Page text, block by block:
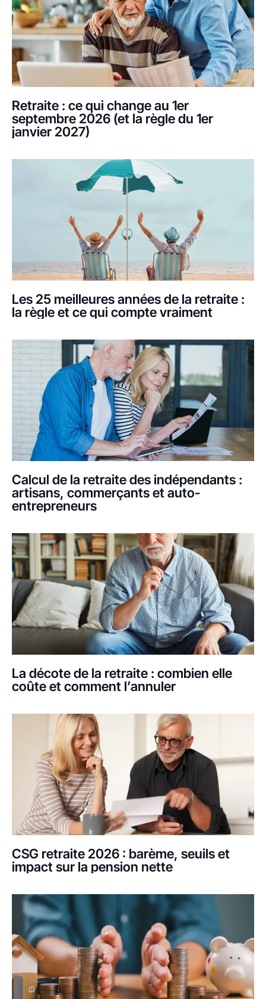
Retraite : ce qui change au 1er
septembre 2026 (et la règle du 1er
janvier 2027)
Les 25 meilleures années de la retraite :
la règle et ce qui compte vraiment
Calcul de la retraite des indépendants :
artisans, commerçants et auto-
entrepreneurs
La décote de la retraite : combien elle
coûte et comment l’annuler
CSG retraite 2026 : barème, seuils et
impact sur la pension nette